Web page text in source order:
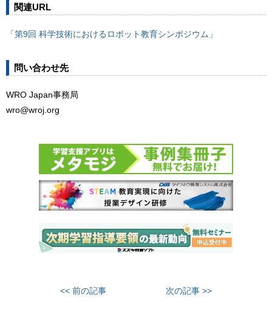
関連URL
「第9回 科学技術におけるロボット教育シンポジウム」
問い合わせ先
WRO Japan事務局
wro@wroj.org
<< 前の記事 次の記事 >>